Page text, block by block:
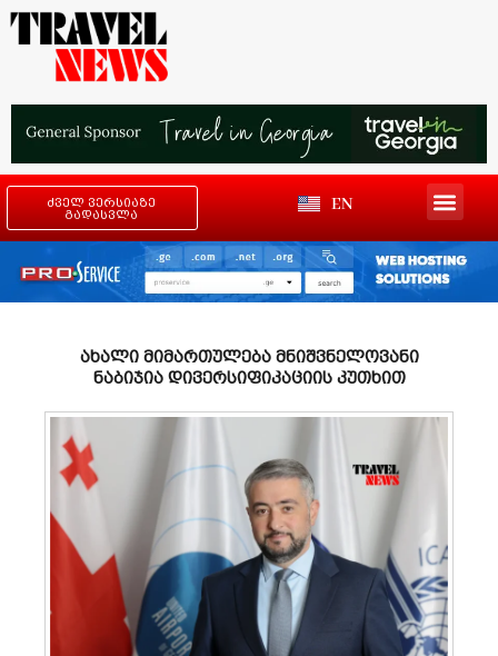
ძველ ვერსიაზე
გადასვლა
EN
ახალი მიმართულება მნიშვნელოვანი
ნაბიჯია დივერსიფიკაციის კუთხით